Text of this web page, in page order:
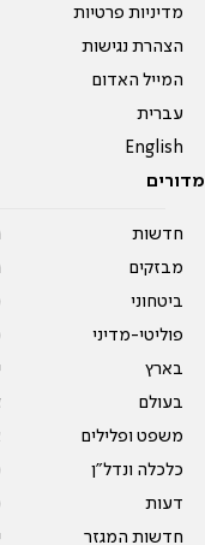
מדיניות פרטיות
הצהרת נגישות
המייל האדום
עברית
English
מדורים
חדשות
מבזקים
ביטחוני
פוליטי-מדיני
בארץ
בעולם
משפט ופלילים
כלכלה ונדל"ן
דעות
חדשות המגזר